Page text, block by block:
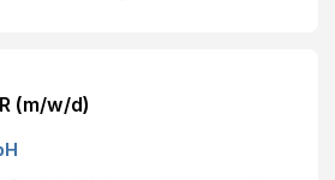
(m/w/d)